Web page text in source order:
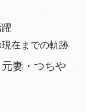
在までの軌跡
妻・つちや